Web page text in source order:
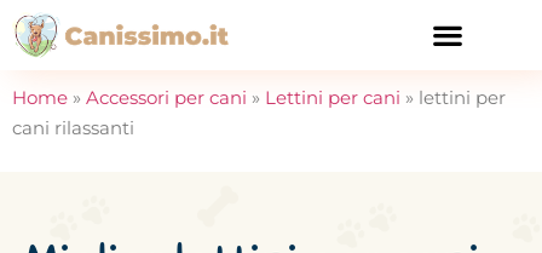
Home » Accessori per cani » Lettini per cani » lettini per
cani rilassanti